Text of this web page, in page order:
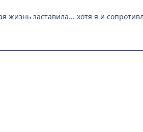
жизнь заставила... хотя я и